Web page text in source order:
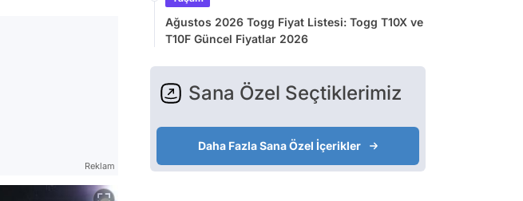
Reklam
Ağustos 2026 Togg Fiyat Listesi: Togg T10X ve
T10F Güncel Fiyatlar 2026
Sana Özel Seçtiklerimiz
Daha Fazla Sana Özel İçerikler